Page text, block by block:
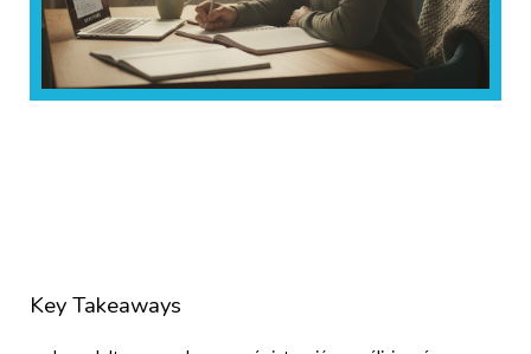
Key Takeaways